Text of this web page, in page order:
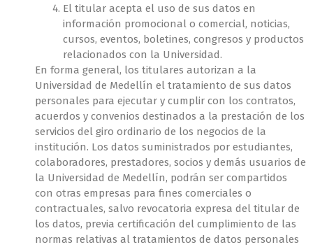
El titular acepta el uso de sus datos en
información promocional o comercial, noticias,
cursos, eventos, boletines, congresos y productos
relacionados con la Universidad.
En forma general, los titulares autorizan a la
Universidad de Medellín el tratamiento de sus datos
personales para ejecutar y cumplir con los contratos,
acuerdos y convenios destinados a la prestación de los
servicios del giro ordinario de los negocios de la
institución. Los datos suministrados por estudiantes,
colaboradores, prestadores, socios y demás usuarios de
la Universidad de Medellín, podrán ser compartidos
con otras empresas para fines comerciales o
contractuales, salvo revocatoria expresa del titular de
los datos, previa certificación del cumplimiento de las
normas relativas al tratamientos de datos personales